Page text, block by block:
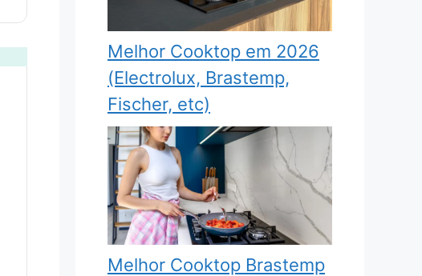
Melhor Cooktop em 2026
(Electrolux, Brastemp,
Fischer, etc)
Melhor Cooktop Brastemp